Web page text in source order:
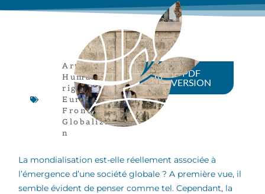
Article,
Human
rights,
Europe,
Frontières,
Globalizatio
n
PDF
VERSION
La mondialisation est-elle réellement associée à
l’émergence d’une société globale ? A première vue, il
semble évident de penser comme tel. Cependant, la